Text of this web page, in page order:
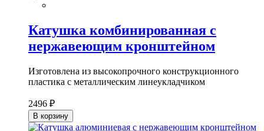
Катушка комбинированная с
нержавеющим кронштейном
Изготовлена из высокопрочного конструкционного
пластика с металлическим линеукладчиком
2496 ₽
В корзину